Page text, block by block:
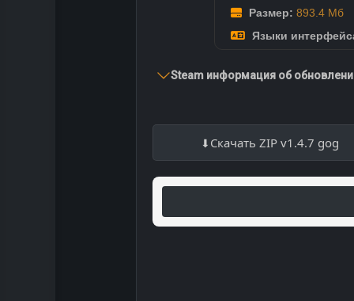
Размер: 893.4 Мб
Языки
Steam информация об
Скачать ZIP v1.4.7 gog